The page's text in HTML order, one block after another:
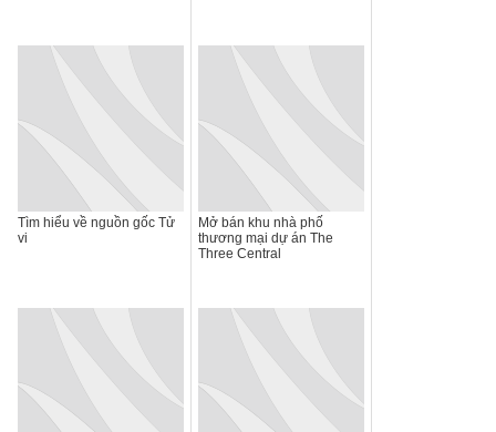
Tìm hiểu về nguồn gốc Tử
vi
Mở bán khu nhà phố
thương mại dự án The
Three Central